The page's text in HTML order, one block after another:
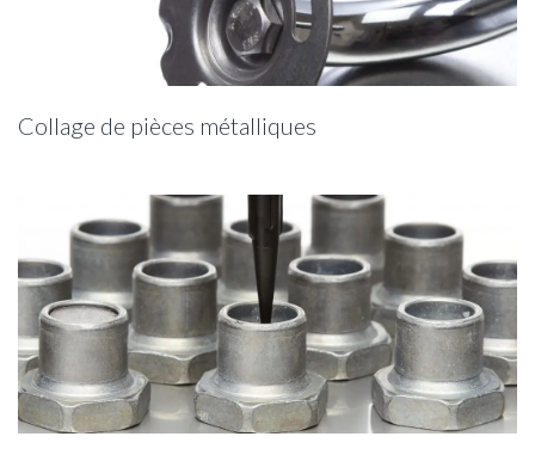
Collage de pièces métalliques